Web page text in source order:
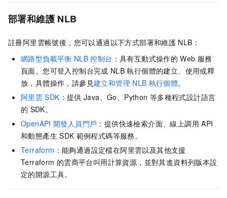
部署和維護 NLB
註冊阿里雲帳號後，您可以通過以下方式部署和維護 NLB ：
網路型負載平衡 NLB 控制台 ：具有互動式操作的 Web 服務
頁面。您可登入控制台完成 NLB 執行個體的建立、使用或釋
放，具體操作，請參見建立和管理 NLB 執行個體。
阿里雲 SDK ：提供 Java、Go、Python 等多種程式設計語言
的 SDK。
OpenAPI 開發人員門戶 ：提供快速檢索介面、線上調用 API
和動態產生 SDK 範例程式碼等服務。
Terraform ：能夠通過設定檔在阿里雲以及其他支援
Terraform 的雲商平台叫用計算資源，並對其進資料列版本設
定的開源工具。